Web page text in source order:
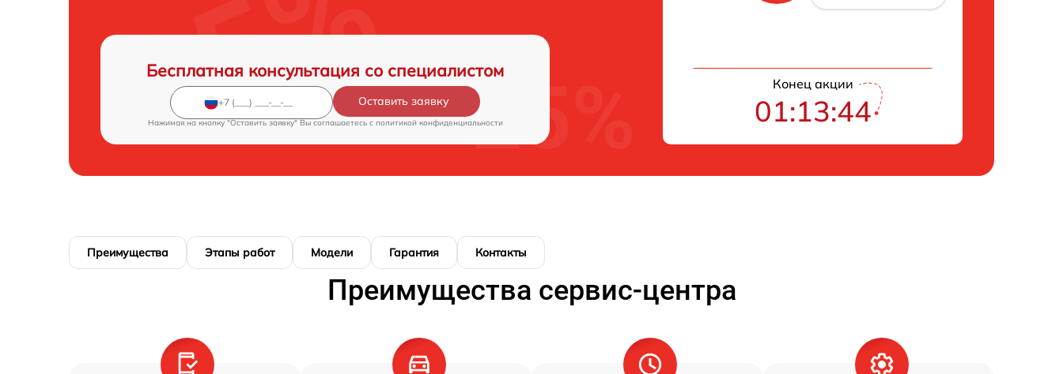
Бесплатная консультация со специалистом
Оставить заявку
Нажимая на кнопку "Оставить заявку" Вы соглашаетесь c политикой конфиденциальности
Конец акции
01:13:43
Преимущества Этапы работ Модели Гарантия Контакты
Преимущества сервис-центра